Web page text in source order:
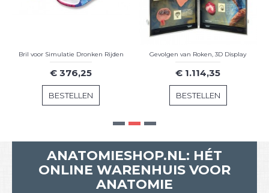
Bril voor Simulatie Dronken Rijden
€ 376,25
BESTELLEN
Gevolgen van Roken, 3D Display
€ 1.114,35
BESTELLEN
ANATOMIESHOP.NL: HÉT
ONLINE WARENHUIS VOOR
ANATOMIE